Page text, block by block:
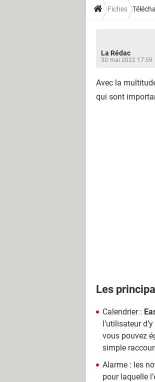
Fiches
La Rédac
30 mai 2022 17:59
Avec la
qui sont
Les
Calendrier :
l’utilisateur
vous pouvez
simple
Alarme : les
pour laquelle